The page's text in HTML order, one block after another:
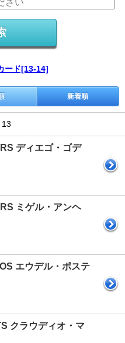
ード[13-14]
新着順
13
ディエゴ・ゴデ
ミゲル・アンヘ
エウデル・ポステ
クラウディオ・マ